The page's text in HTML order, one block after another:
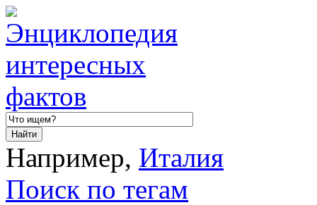
Например, Италия
Поиск по тегам